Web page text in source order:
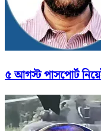
৫ আগস্ট পাসপোর্ট